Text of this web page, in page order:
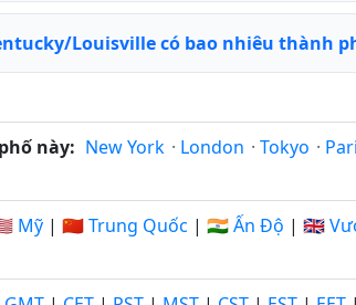
Louisville có bao nhiêu thành
này: New York · London · Tokyo ·
Mỹ | 🇨🇳 Trung Quốc | 🇮🇳 Ấn Độ | 🇬🇧